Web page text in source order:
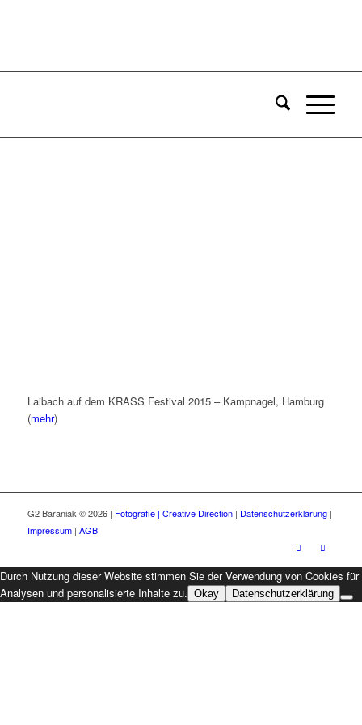
Laibach auf dem KRASS Festival 2015 – Kampnagel, Hamburg
(mehr)
G2 Baraniak © 2026 | Fotografie | Creative Direction| Datenschutzerklärung|
Impressum| AGB
Durch Nutzung dieser Website stimmen Sie der Verwendung von Cookies für
Analysen und personalisierte Inhalte zu. Okay Datenschutzerklärung